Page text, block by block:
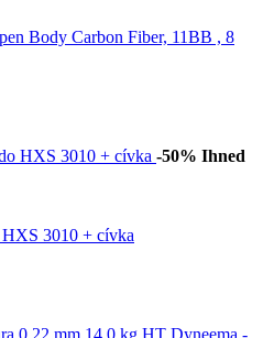
Body Carbon Fiber, 11BB , 8
-50% Ihned
3010 + cívka